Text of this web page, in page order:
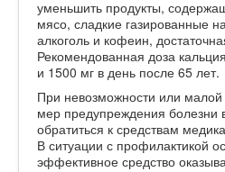
уменьшить продукты,
мясо, сладкие газированные
алкоголь и кофеин,
Рекомендованная доза
и 1500 мг в день после 65 лет.
При невозможности или
мер предупреждения болезни
обратиться к средствам
В ситуации с профилактикой
эффективное средство